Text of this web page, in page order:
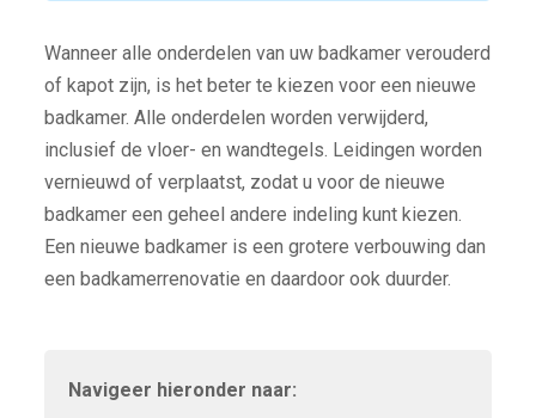
Wanneer alle onderdelen van uw badkamer verouderd
of kapot zijn, is het beter te kiezen voor een nieuwe
badkamer. Alle onderdelen worden verwijderd,
inclusief de vloer- en wandtegels. Leidingen worden
vernieuwd of verplaatst, zodat u voor de nieuwe
badkamer een geheel andere indeling kunt kiezen.
Een nieuwe badkamer is een grotere verbouwing dan
een badkamerrenovatie en daardoor ook duurder.
Navigeer hieronder naar: